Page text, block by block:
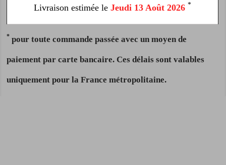
Livraison estimée le Jeudi 13 Août 2026 *
* pour toute commande passée avec un moyen de
paiement par carte bancaire. Ces délais sont valables
uniquement pour la France métropolitaine.